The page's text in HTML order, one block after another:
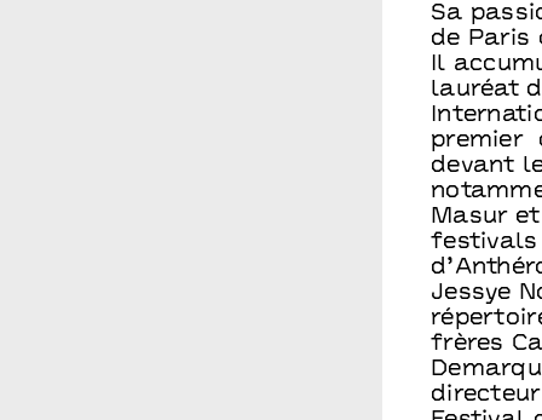
Sa
de Paris
Il
lauréat
premier
devant
Masur
festivals
Jessye
frères